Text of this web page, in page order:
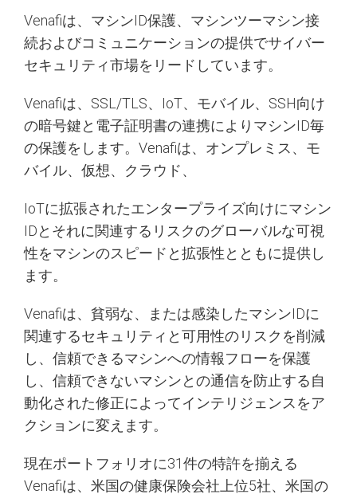
Venafiは、マシンID保護、マシンツーマシン接
続およびコミュニケーションの提供でサイバー
セキュリティ市場をリードしています。
Venafiは、SSL/TLS、IoT、モバイル、SSH向け
の暗号鍵と電子証明書の連携によりマシンID毎
の保護をします。Venafiは、オンプレミス、モ
バイル、仮想、クラウド、
IoTに拡張されたエンタープライズ向けにマシン
IDとそれに関連するリスクのグローバルな可視
性をマシンのスピードと拡張性とともに提供し
ます。
Venafiは、貧弱な、または感染したマシンIDに
関連するセキュリティと可用性のリスクを削減
し、信頼できるマシンへの情報フローを保護
し、信頼できないマシンとの通信を防止する自
動化された修正によってインテリジェンスをア
クションに変えます。
現在ポートフォリオに31件の特許を揃える
Venafiは、米国の健康保険会社上位5社、米国の